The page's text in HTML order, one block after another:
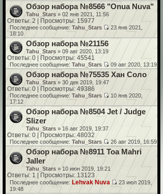
Обзор набора №8566 "Onua Nuva"
Tahu_Stars » 02 янв 2021, 11:56
Ответы: 2 | Просмотры: 15977
Последнее сообщение: Tahu_Stars
23 янв 2021,
18:10
Обзор набора №21156
Tahu_Stars » 09 авг 2020, 13:19
Ответы: 0 | Просмотры: 45541
Последнее сообщение: Tahu_Stars 09 авг 2020, 13:19
Обзор набора №75535 Хан Соло
Tahu_Stars » 30 дек 2019, 19:47
Ответы: 0 | Просмотры: 49386
Последнее сообщение: Tahu_Stars
10 янв 2020,
17:12
Обзор набора №8504 Jet / Judge
Slizer
Tahu_Stars » 16 авг 2019, 19:37
Ответы: 0 | Просмотры: 48032
Последнее сообщение: Tahu_Stars 26 авг 2019, 16:59
Обзор набора №8911 Toa Mahri
Jaller
Tahu_Stars » 10 июн 2019, 19:21
Ответы: 1 | Просмотры: 13123
Последнее сообщение: Lehvak Nuva
23 июл 2019,
19:48